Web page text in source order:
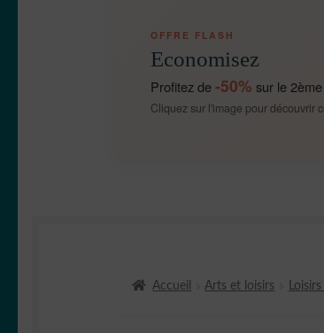
OFFRE FLASH
Economisez
Profitez de-50% sur le
Cliquez sur l'image pour découvrir
Accueil Arts et loisirs